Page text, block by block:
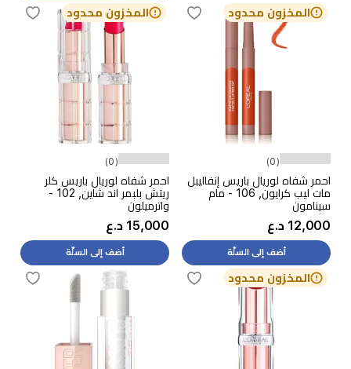
المخزون محدود
(0)
احمر شفاه لوريال باريس إنفاليبل
مات ليب كرايون, 106 - مام
سينامون
12,000 د.ع
أضف إلى السلّة
المخزون محدود
(0)
احمر شفاه لوريال باريس كلر
ريتش بلبمر اند شاين, 102 -
واترميلون
15,000 د.ع
أضف إلى السلّة
المخزون محدود